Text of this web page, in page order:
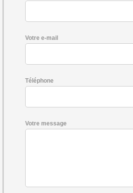
Votre e-mail
Téléphone
Votre message